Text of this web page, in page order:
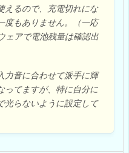
えるので、充電切れにな
度もありません。（一応
ェアで電池残量は確認出
力音に合わせて派手に輝
ってますが、特に自分に
光らないように設定して